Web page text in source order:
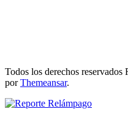
Todos los derechos reservados
porThemeansar.